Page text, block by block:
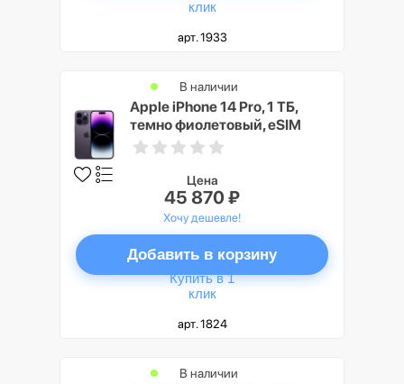
клик
арт. 1933
Apple iPhone 14 Pro, 1 ТБ,
темно фиолетовый, eSIM
В наличии
Цена
45 870 ₽
Хочу дешевле!
Добавить в корзину
Купить в 1
клик
арт. 1824
В наличии